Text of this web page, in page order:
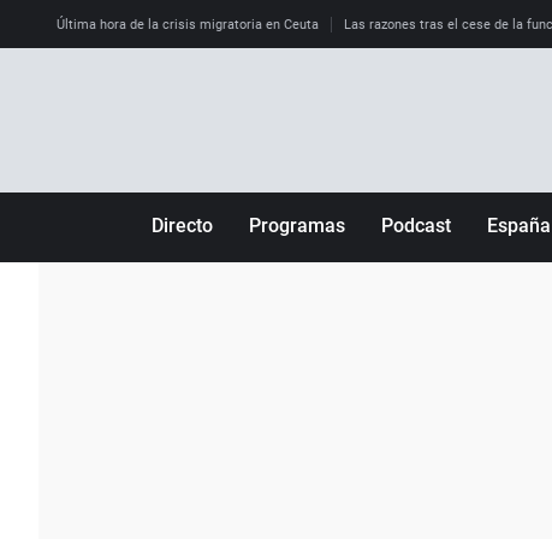
Última hora de la crisis migratoria en Ceuta Las razones tras el cese de la
Directo Programas Podcast España